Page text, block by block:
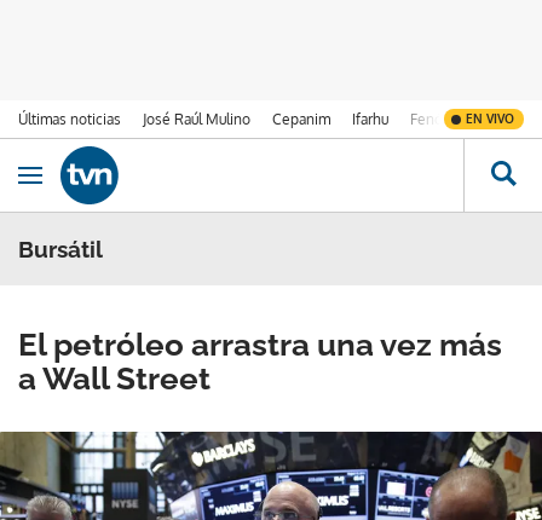
Últimas noticias José Raúl Mulino Cepanim Ifarhu Fenómeno de El
EN VIVO
Ir al contenido
Obrir navegació
Bursátil
El petróleo arrastra una vez más
a Wall Street